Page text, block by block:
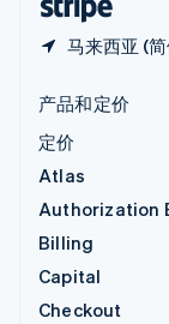
马来西亚 (
产品和定价
定价
Atlas
Authorization
Billing
Capital
Checkout